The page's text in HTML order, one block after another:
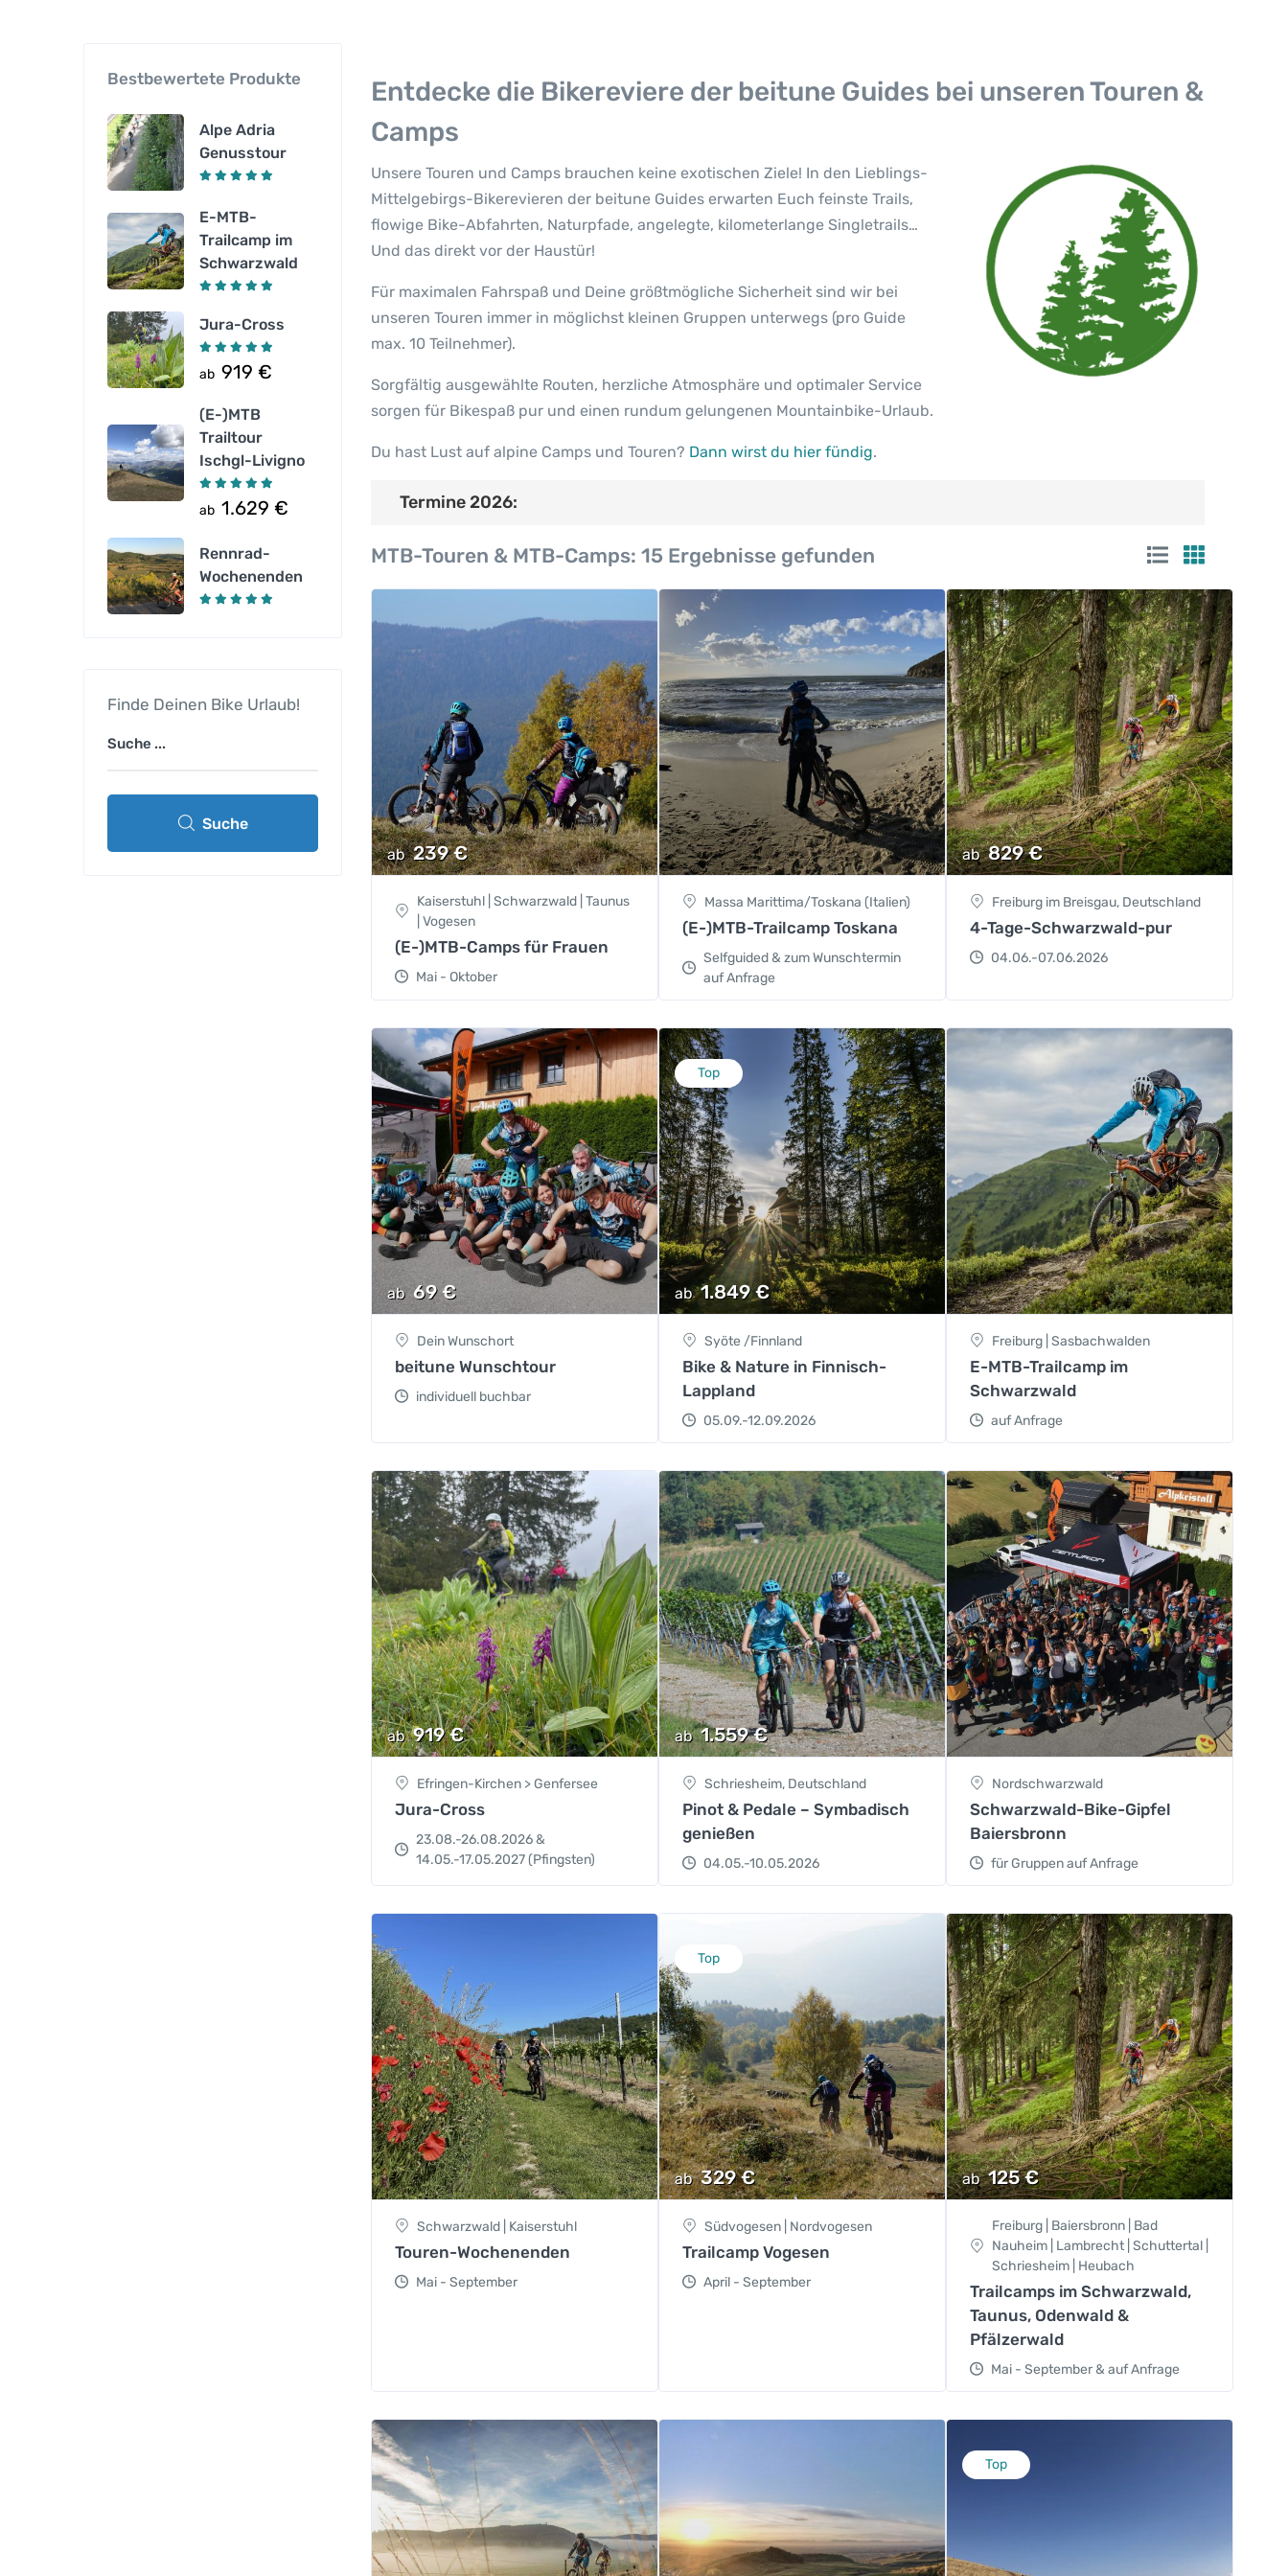
Entdecke die Bikereviere der beitune Guides bei unseren Touren &
Camps
Unsere Touren und Camps brauchen keine exotischen Ziele! In den Lieblings-
Mittelgebirgs-Bikerevieren der beitune Guides erwarten Euch feinste Trails,
flowige Bike-Abfahrten, Naturpfade, angelegte, kilometerlange Singletrails…
Und das direkt vor der Haustür!
Für maximalen Fahrspaß und Deine größtmögliche Sicherheit sind wir bei
unseren Touren immer in möglichst kleinen Gruppen unterwegs (pro Guide
max. 10 Teilnehmer).
Sorgfältig ausgewählte Routen, herzliche Atmosphäre und optimaler Service
sorgen für Bikespaß pur und einen rundum gelungenen Mountainbike-Urlaub.
Du hast Lust auf alpine Camps und Touren? Dann wirst du hier fündig.
Termine 2026:
MTB-Touren & MTB-Camps: 15 Ergebnisse gefunden
ab 239€
Kaiserstuhl | Schwarzwald | Taunus
| Vogesen
(E-)MTB-Camps für Frauen
Mai - Oktober
Massa Marittima/Toskana (Italien)
(E-)MTB-Trailcamp Toskana
Selfguided & zum Wunschtermin
auf Anfrage
ab 829€
Freiburg im Breisgau, Deutschland
4-Tage-Schwarzwald-pur
04.06.-07.06.2026
ab 69€
Dein Wunschort
beitune Wunschtour
individuell buchbar
Top
ab 1.849€
Syöte /Finnland
Bike & Nature in Finnisch-
Lappland
05.09.-12.09.2026
Freiburg | Sasbachwalden
E-MTB-Trailcamp im
Schwarzwald
auf Anfrage
ab 919€
Efringen-Kirchen > Genfersee
Jura-Cross
23.08.-26.08.2026 &
14.05.-17.05.2027 (Pfingsten)
ab 1.559€
Schriesheim, Deutschland
Pinot & Pedale – Symbadisch
genießen
04.05.-10.05.2026
Nordschwarzwald
Schwarzwald-Bike-Gipfel
Baiersbronn
für Gruppen auf Anfrage
Schwarzwald | Kaiserstuhl
Touren-Wochenenden
Mai - September
Top
ab 329€
Südvogesen | Nordvogesen
Trailcamp Vogesen
April - September
ab 125€
Freiburg | Baiersbronn | Bad
Nauheim | Lambrecht | Schuttertal |
Schriesheim | Heubach
Trailcamps im Schwarzwald,
Taunus, Odenwald &
Pfälzerwald
Mai - September & auf Anfrage
Top
Bestbewertete Produkte
Alpe Adria
Genusstour
E-MTB-
Trailcamp im
Schwarzwald
Jura-Cross
ab 919 €
(E-)MTB
Trailtour
Ischgl-Livigno
ab 1.629 €
Rennrad-
Wochenenden
Finde Deinen Bike Urlaub!
Suche